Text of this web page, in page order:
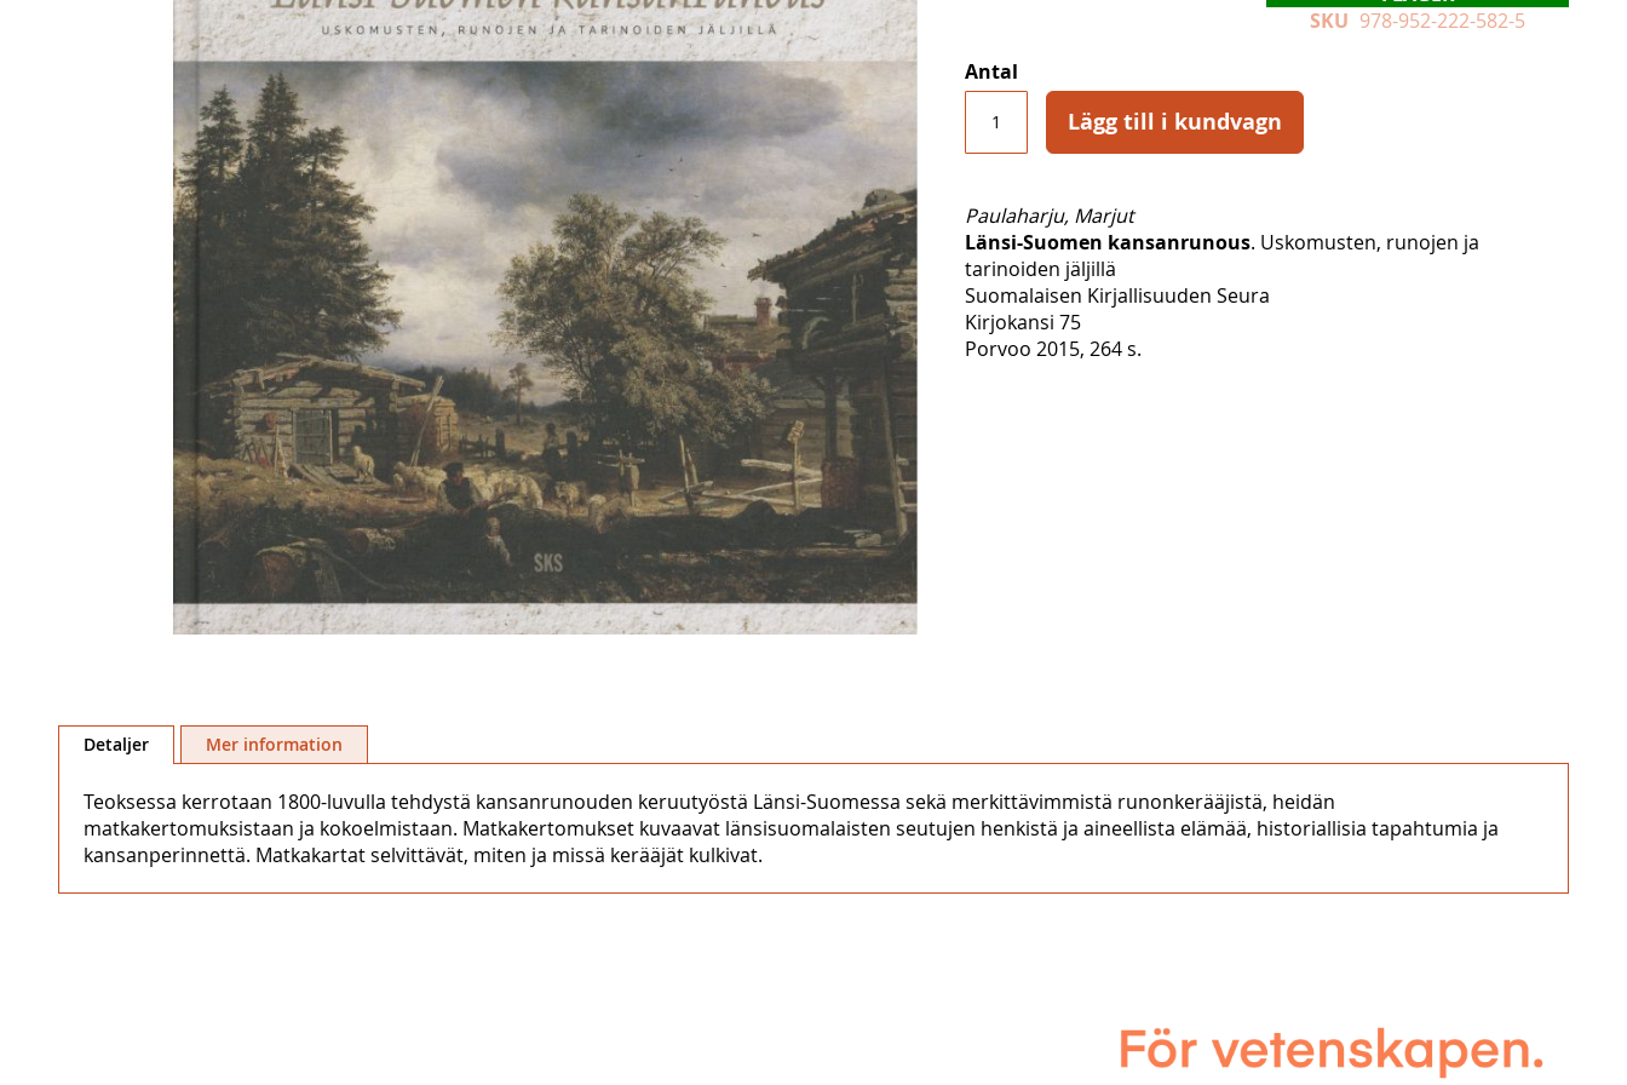
till
bildgalleriet
SKU 978-952-222-582-5
Antal
Lägg till i kundvagn
Paulaharju, Marjut
Länsi-Suomen kansanrunous. Uskomusten, runojen ja
tarinoiden jäljillä
Suomalaisen Kirjallisuuden Seura
Kirjokansi 75
Porvoo 2015, 264 s.
Detaljer
Teoksessa kerrotaan 1800-luvulla tehdystä kansanrunouden keruutyöstä Länsi-Suomessa sekä merkittävimmistä runonkerääjistä, heidän
matkakertomuksistaan ja kokoelmistaan. Matkakertomukset kuvaavat länsisuomalaisten seutujen henkistä ja aineellista elämää, historiallisia tapahtumia ja
kansanperinnettä. Matkakartat selvittävät, miten ja missä kerääjät kulkivat.
Mer information